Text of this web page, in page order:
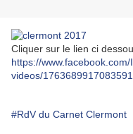
Cliquer sur le lien ci
https://
videos/
#RdV du Carnet Clermont